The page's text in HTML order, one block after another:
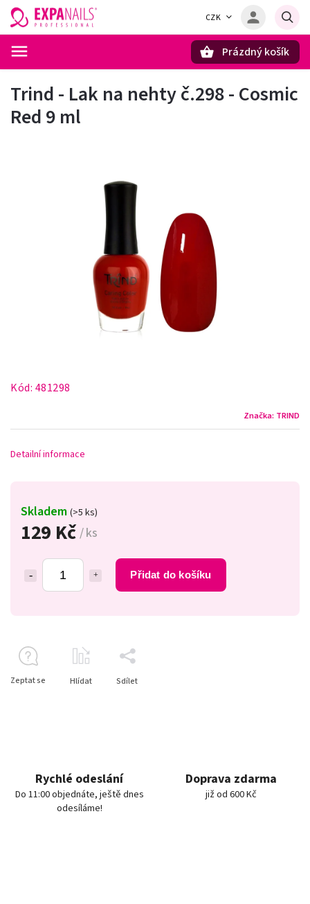
CZK
Prázdný košík
Trind - Lak na nehty č.298 - Cosmic
Red 9 ml
Kód: 481298
Značka: TRIND
129 Kč / ks
Přidat do košíku
Skladem (>5 ks)
Detailní informace
Zeptat se Hlídat Sdílet
Rychlé odeslání
Do 11:00 objednáte, ještě dnes
odesíláme!
Doprava zdarma
již od 600 Kč